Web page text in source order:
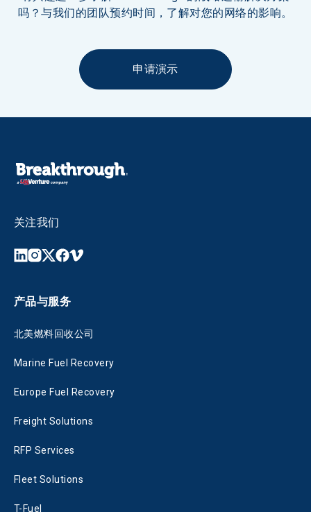
吗？与我们的团队预约时间，了解对您的网络的影响。
申请演示
关注我们
产品与服务
北美燃料回收公司
Marine Fuel Recovery
Europe Fuel Recovery
Freight Solutions
RFP Services
Fleet Solutions
T-Fuel